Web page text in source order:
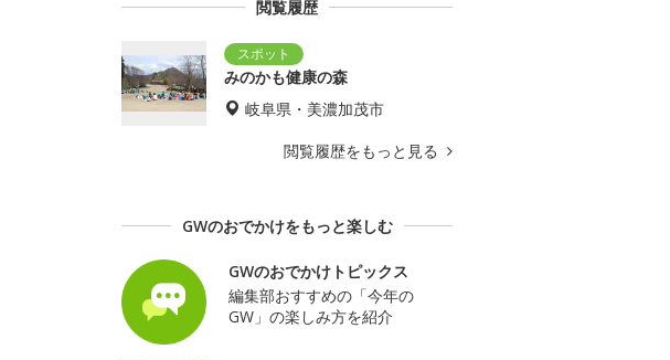
閲覧履歴
みのかも健康の森
岐阜県・美濃加茂市
閲覧履歴をもっと見る
GWのおでかけをもっと楽しむ
GWのおでかけトピックス
編集部おすすめの「今年の
GW」の楽しみ方を紹介